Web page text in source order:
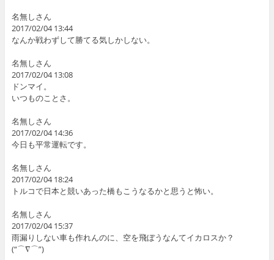
名無しさん
2017/02/04 13:44
なんか戦わずして勝てる気しかしない。
名無しさん
2017/02/04 13:08
ドンマイ。
いつものことさ。
名無しさん
2017/02/04 14:36
今日も平常運転です。
名無しさん
2017/02/04 18:24
トルコで日本と競いあった橋もこうなるかと思うと怖い。
名無しさん
2017/02/04 15:37
雨漏りしない車も作れんのに、空を飛ぼうなんてイカロスか？
(“⌒∇⌒”)